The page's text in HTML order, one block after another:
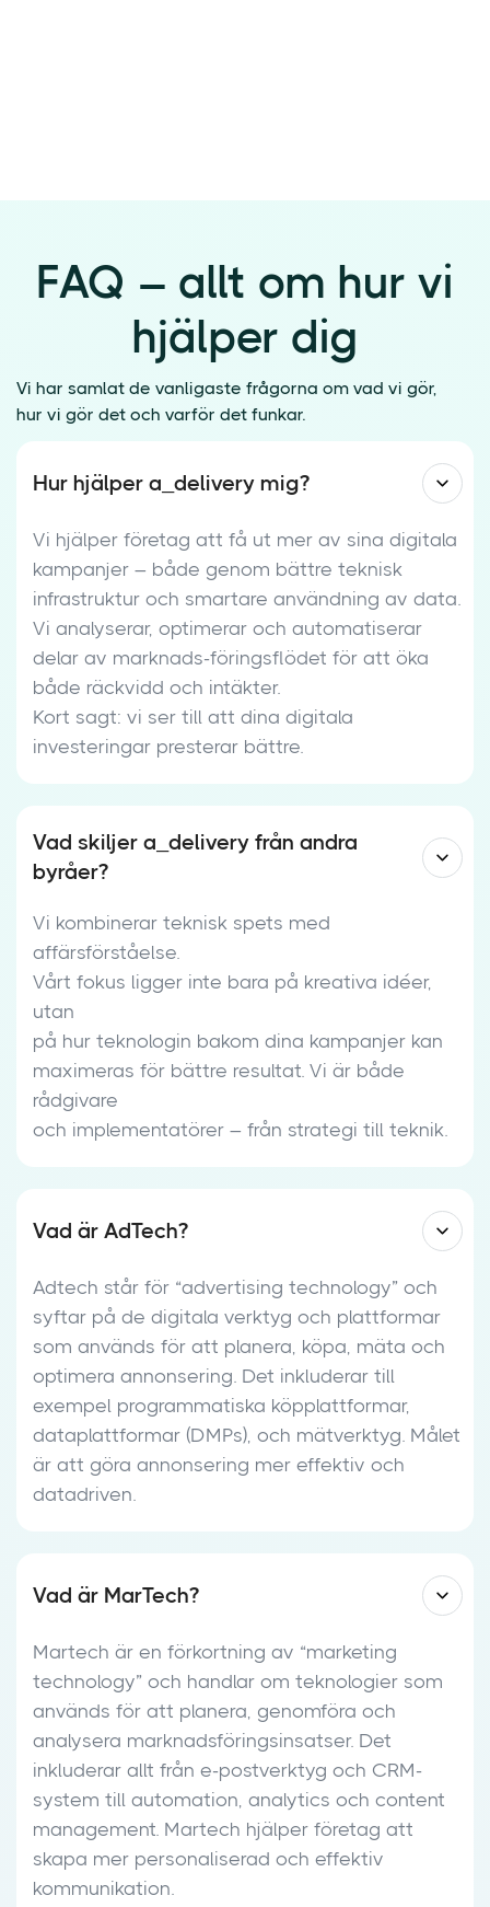
FAQ – allt om hur vi
hjälper dig
Vi har samlat de vanligaste frågorna om vad vi gör,
hur vi gör det och varför det funkar.
Hur hjälper a_delivery mig?
Vi hjälper företag att få ut mer av sina digitala
kampanjer – både genom bättre teknisk
infrastruktur och smartare användning av data.
Vi analyserar, optimerar och automatiserar
delar av marknads-föringsflödet för att öka
både räckvidd och intäkter.
Kort sagt: vi ser till att dina digitala
investeringar presterar bättre.
Vad skiljer a_delivery från andra
byråer?
Vi kombinerar teknisk spets med
affärsförståelse.
Vårt fokus ligger inte bara på kreativa idéer,
utan
på hur teknologin bakom dina kampanjer kan
maximeras för bättre resultat. Vi är både
rådgivare
och implementatörer – från strategi till teknik.
Vad är AdTech?
Adtech står för “advertising technology” och
syftar på de digitala verktyg och plattformar
som används för att planera, köpa, mäta och
optimera annonsering. Det inkluderar till
exempel programmatiska köpplattformar,
dataplattformar (DMPs), och mätverktyg. Målet
är att göra annonsering mer effektiv och
datadriven.
Vad är MarTech?
Martech är en förkortning av “marketing
technology” och handlar om teknologier som
används för att planera, genomföra och
analysera marknadsföringsinsatser. Det
inkluderar allt från e-postverktyg och CRM-
system till automation, analytics och content
management. Martech hjälper företag att
skapa mer personaliserad och effektiv
kommunikation.